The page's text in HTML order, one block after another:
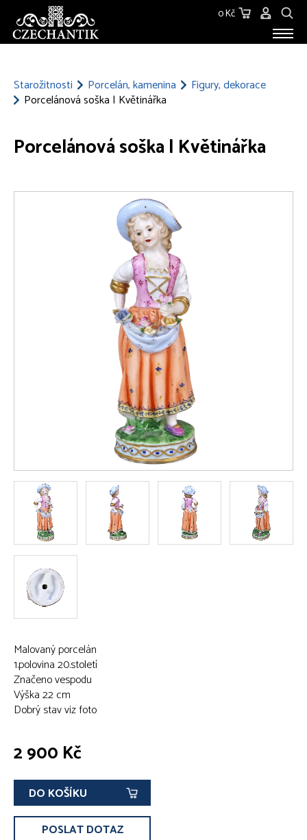
0 Kč
O NÁS
Starožitnosti Porcelán, kamenina
Figury, dekorace
Porcelánová soška | Květinářka
Porcelánová soška | Květinářka
Malovaný porcelán
1.polovina 20.století
Značeno vespodu
Výška 22 cm
Dobrý stav viz foto
2 900 Kč
DO KOŠÍKU
POSLAT DOTAZ